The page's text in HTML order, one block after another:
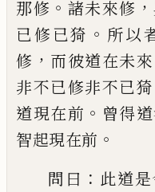
那修 。 諸未來修 ，
已修已猗 。 所以
修 ， 而彼道在未來
非不已修非不已猗
道現在前 。 曾得
智起現在前 。
問曰 ： 此道